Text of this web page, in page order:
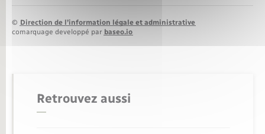
© Direction de l’information légale et administrative
comarquage developpé par baseo.io
Retrouvez aussi